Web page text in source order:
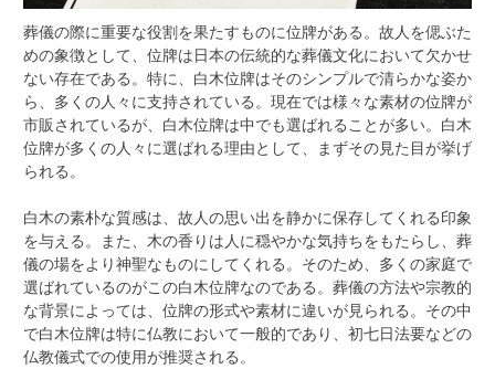
葬儀の際に重要な役割を果たすものに位牌がある。 故人を偲ぶた
めの象徴として、位牌は日本の伝統的な葬儀文化において欠かせ
ない存在である。特に、白木位牌はそのシンプルで清らかな姿か
ら、多くの人々に支持されている。現在では様々な素材の位牌が
市販されているが、白木位牌は中でも選ばれることが多い。白木
位牌が多くの人々に選ばれる理由として、まずその見た目が挙げ
られる。
白木の素朴な質感は、故人の思い出を静かに保存してくれる印象
を与える。また、木の香りは人に穏やかな気持ちをもたらし、葬
儀の場をより神聖なものにしてくれる。そのため、多くの家庭で
選ばれているのがこの白木位牌なのである。葬儀の方法や宗教的
な背景によっては、位牌の形式や素材に違いが見られる。その中
で白木位牌は特に仏教において一般的であり、初七日法要などの
仏教儀式での使用が推奨される。